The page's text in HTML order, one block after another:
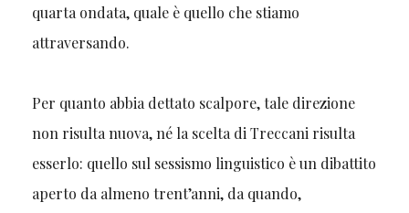
quarta ondata, quale è quello che stiamo
attraversando.
Per quanto abbia dettato scalpore, tale direzione
non risulta nuova, né la scelta di Treccani risulta
esserlo: quello sul sessismo linguistico è un dibattito
aperto da almeno trent’anni, da quando,